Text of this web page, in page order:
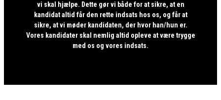
vi skal hjælpe. Dette gør vi både for at sikre, at en
kandidat altid får den rette indsats hos os, og får at
sikre, at vi møder kandidaten, der hvor han/hun er.
Vores kandidater skal nemlig altid opleve at være trygge
med os og vores indsats.